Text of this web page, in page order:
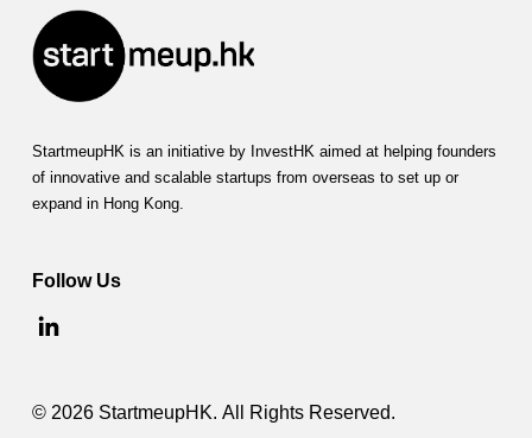
StartmeupHK is an initiative by InvestHK aimed at helping founders
of innovative and scalable startups from overseas to set up or
expand in Hong Kong.
Follow Us
© 2026 StartmeupHK. All Rights Reserved.